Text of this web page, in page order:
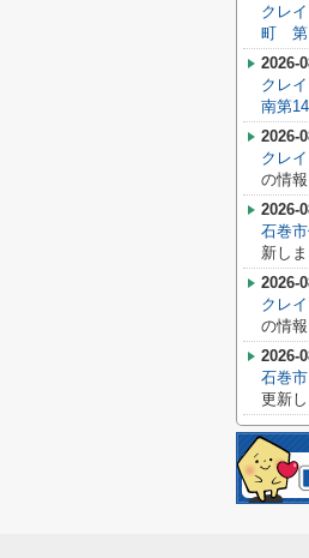
クレ
町 第
2026-
クレ
南第14
2026-
クレ
の情報
2026-
石巻
新しま
2026-
クレ
の情報
2026-
石巻
更新し